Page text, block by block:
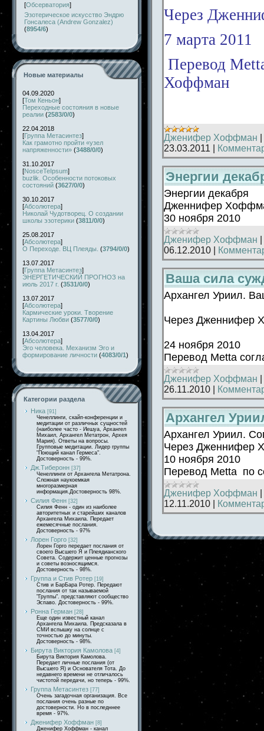
[Обсерватория]
Эзотерическое искусство Эндрю
Гонсалеса (Andrew Gonzalez)
(8954/6)
Новые материалы
04.09.2020
[Том Кеньон]
Переходные состояния в новые
реалии (2583/0/0)
22.04.2018
[Группа Метасинтез]
Как грамотно пройти «узел
напряженности» (3488/0/0)
31.10.2017
[NosceTeIpsum]
buzlik. Особенности потоковых
состояний (3627/0/0)
30.10.2017
[Абсолютера]
Николай Чудотворец. О создании
школы эзотерики (3811/0/0)
25.08.2017
[Абсолютера]
О Переходе. ВЦ Плеяды. (3794/0/0)
13.07.2017
[Группа Метасинтез]
ЭНЕРГЕТИЧЕСКИЙ ПРОГНОЗ на
июль 2017 г. (3531/0/0)
13.07.2017
[Абсолютера]
Кармические уроки. Творение
Картины Любви (3577/0/0)
13.04.2017
[Абсолютера]
Эго человека. Механизм Эго и
формирование личности (4083/0/1)
Категории раздела
Ника [91]
Ченеллинги, скайп-конференции и
медитации от различных сущностей
(наиболее часто - Иешуа, Архангел
Михаил, Архангел Метатрон, Архея
Мария). Ответы на вопросы.
Групповые медитации. Лидер группы
"Поющий канал Гермеса".
Достоверность - 99%.
Дж.Тиберонн [37]
Ченеллинги от Архангела Метатрона.
Сложная наукоемкая
многоразмерная
информация.Достоверность 98%.
Силия Фенн [32]
Силия Фенн - один из наиболее
авторитетных и старейших каналов
Архангела Михаила. Передает
ежемесячные послания.
Достоверность - 97%
Лорен Горго [32]
Лорен Горго передает послания от
своего Высшего Я и Плеядианского
Совета. Содержит ценные прогнозы
и советы возносящимся.
Достоверность - 98%.
Группа и Стив Ротер [19]
Стив и БарБара Ротер. Передают
послания от так называемой
"Группы". представляют сообщество
Эспаво. Достоверность - 99%.
Ронна Герман [28]
Еще один известный канал
Архангела Михаила. Предсказала в
СМИ вспышку на солнце с
точностью до минуты.
Достоверность - 98%.
Бирута Виктория Камолова [4]
Бирута Виктория Камолова.
Передает личные послания (от
Высшего Я) и Основателя Тота. До
недавнего времени не отличалось
чистотой передачи, но теперь - 99%.
Группа Метасинтез [77]
Очень загадочная организация. Все
послания очень разные по
достоверности. Но в последннее
время - 97%.
Дженифер Хоффман [8]
Дженифер Хоффман - канал
Через
7 марта 2011
Перевод
Хоффман
Дженифер Хоффман
23.03.2011
Энергии
Энергии декабря
Дженнифер
30 ноября 2010
Дженифер Хоффман
06.12.2010
Ваша сила
Архангел Уриил.
Через Дженнифер
24
Перевод Metta
Дженифер Хоффман
26.11.2010
Архангел
Архангел Уриил.
Через Дженнифер
10 ноября 2010
Перевод Metta по
Дженифер Хоффман
12.11.2010